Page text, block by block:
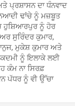
ਪ੍ਰਸ਼ਾਸਨ ਦਾ ਧੰਨਵਾਦ
ਢਾਂਚੇ ਨੂੰ ਮਜ਼ਬੂਤ
ਹੁਸ਼ਿਆਰਪੁਰ ਨੂੰ ਹੋਰ
ਸੁਰਿੰਦਰ ਕੁਮਾਰ,
ਮੁਕੇਸ਼ ਕੁਮਾਰ ਅਤੇ
ਨੂੰ ਇਲਾਕੇ ਲਈ
ਕੰਮ ਨਾ ਸਿਰਫ਼
ਪੱਧਰ ਨੂੰ ਵੀ ਉੱਚਾ